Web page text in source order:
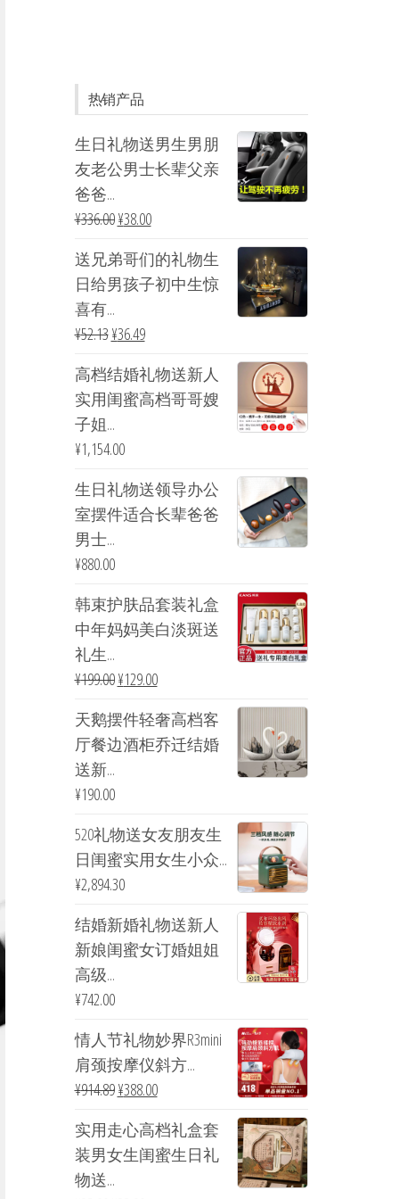
热销产品
生日礼物送男生男朋
友老公男士长辈父亲
爸爸...
¥336.00¥38.00
送兄弟哥们的礼物生
日给男孩子初中生惊
喜有...
¥52.13¥36.49
高档结婚礼物送新人
实用闺蜜高档哥哥嫂
子姐...
¥1,154.00
生日礼物送领导办公
室摆件适合长辈爸爸
男士...
¥880.00
韩束护肤品套装礼盒
中年妈妈美白淡斑送
礼生...
¥199.00¥129.00
天鹅摆件轻奢高档客
厅餐边酒柜乔迁结婚
送新...
¥190.00
520礼物送女友朋友生
日闺蜜实用女生小众...
¥2,894.30
结婚新婚礼物送新人
新娘闺蜜女订婚姐姐
高级...
¥742.00
情人节礼物妙界R3mini
肩颈按摩仪斜方...
¥914.89¥388.00
实用走心高档礼盒套
装男女生闺蜜生日礼
物送...